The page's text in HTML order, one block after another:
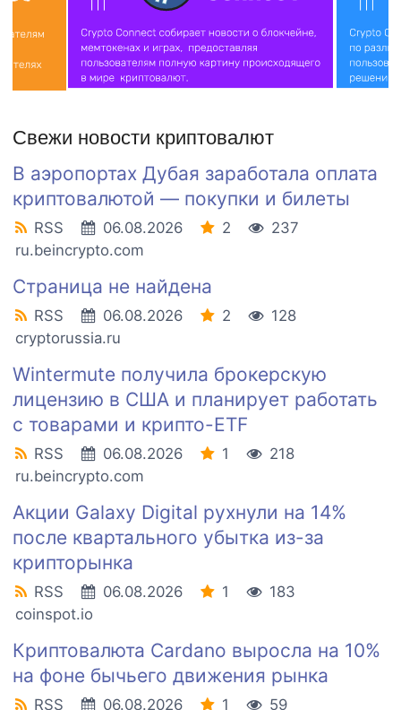
Свежи новости криптовалют
В аэропортах Дубая заработала оплата
криптовалютой — покупки и билеты
RSS 06.08.2026 2
237
ru.beincrypto.com
Страница не найдена
RSS 06.08.2026 2
128
cryptorussia.ru
Wintermute получила брокерскую
лицензию в США и планирует работать
с товарами и крипто-ETF
RSS 06.08.2026 1
218
ru.beincrypto.com
Акции Galaxy Digital рухнули на 14%
после квартального убытка из-за
крипторынка
RSS 06.08.2026 1
183
coinspot.io
Криптовалюта Cardano выросла на 10%
на фоне бычьего движения рынка
RSS 06.08.2026 1
59